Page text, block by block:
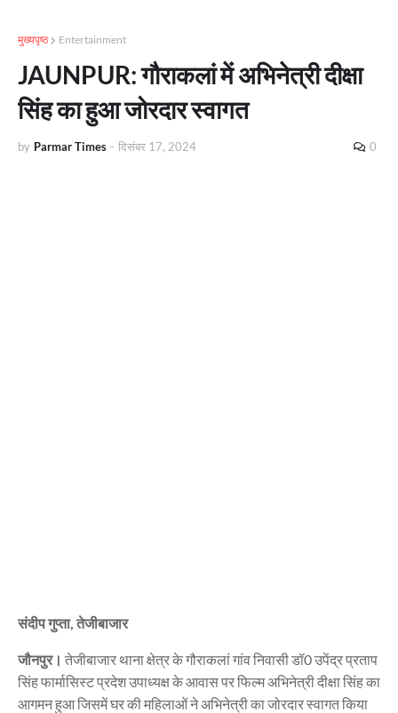
मुख्यपृष्ठ Entertainment
JAUNPUR: गौराकलां में अभिनेत्री दीक्षा
सिंह का हुआ जोरदार स्वागत
by Parmar Times - दिसंबर 17, 2024 0
संदीप गुप्ता, तेजीबाजार
जौनपुर। तेजीबाजार थाना क्षेत्र के गौराकलां गांव निवासी डॉ0 उपेंद्र प्रताप
सिंह फार्मासिस्ट प्रदेश उपाध्यक्ष के आवास पर फिल्म अभिनेत्री दीक्षा सिंह का
आगमन हुआ जिसमें घर की महिलाओं ने अभिनेत्री का जोरदार स्वागत किया